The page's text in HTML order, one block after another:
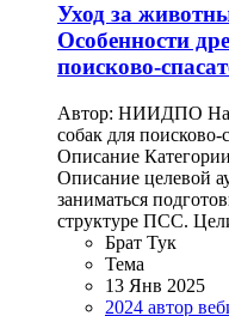
Уход за
Особенности
поисково-
Автор: НИИДПО
собак для
Описание
Описание целевой
заниматься
структуре ПСС.
Брат Тук
Тема
13 Янв 2025
2024 автор